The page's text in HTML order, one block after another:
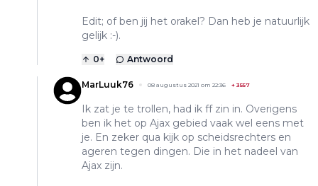
Edit; of ben jij het orakel? Dan heb je natuurlijk
gelijk :-).
0+ Antwoord
MarLuuk76 08 augustus 2021 om 22:36 + 3557
Ik zat je te trollen, had ik ff zin in. Overigens
ben ik het op Ajax gebied vaak wel eens met
je. En zeker qua kijk op scheidsrechters en
ageren tegen dingen. Die in het nadeel van
Ajax zijn.